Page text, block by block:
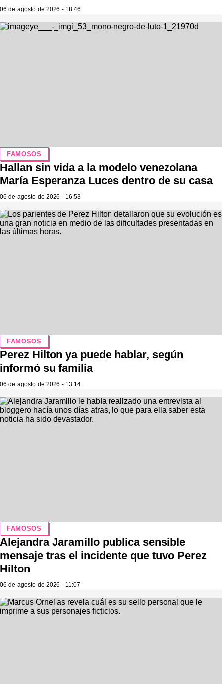
06 de agosto de 2026 - 18:46
FAMOSOS
Hallan sin vida a la modelo venezolana
María Esperanza Luces dentro de su casa
06 de agosto de 2026 - 16:53
FAMOSOS
Perez Hilton ya puede hablar, según
informó su familia
06 de agosto de 2026 - 13:14
FAMOSOS
Alejandra Jaramillo publica sensible
mensaje tras el incidente que tuvo Perez
Hilton
06 de agosto de 2026 - 11:07